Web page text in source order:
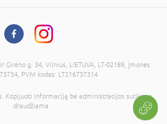
ir Girėno g. 34, Vilnius, LIETUVA, LT-02189, Įmonės
PVM kodas: LT216737314
Kopijuoti informaciją be administracijos sutikimo
draudžiama